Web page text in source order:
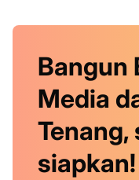
Bangun
Media
Tenang,
siapkan!